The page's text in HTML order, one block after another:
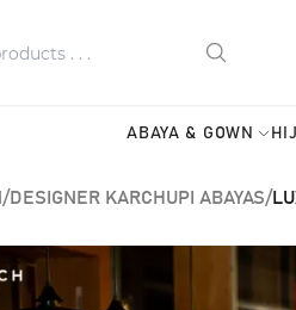
ABAYA & GOWN
/DESIGNER KARCHUPI ABAYAS/